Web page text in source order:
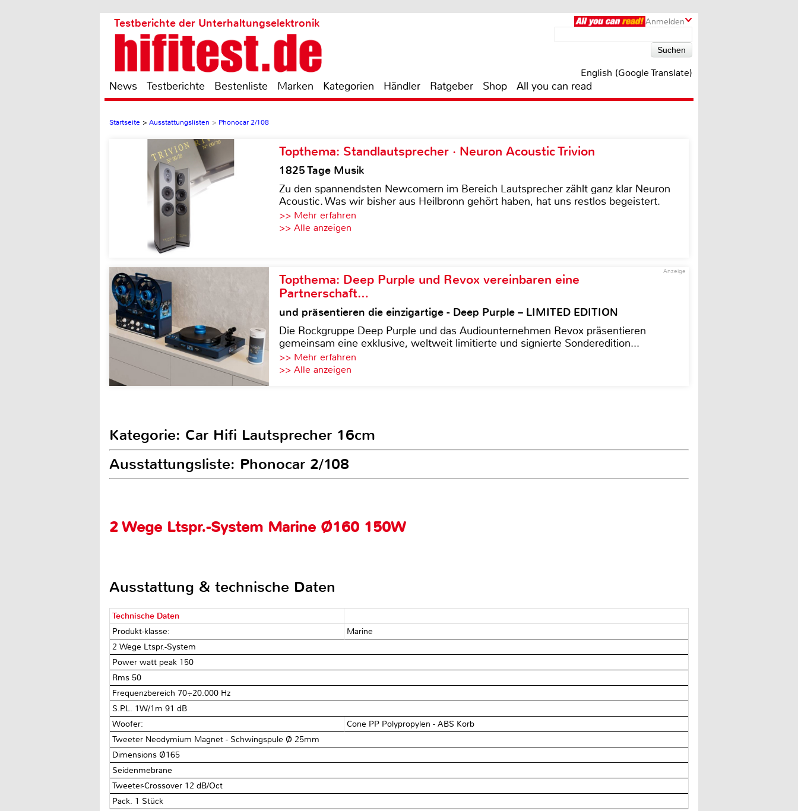
Anmelden
Testberichte der Unterhaltungselektronik
English (Google Translate)
News Testberichte Bestenliste Marken Kategorien Händler Ratgeber Shop All you can read
Startseite > Ausstattungslisten > Phonocar 2/108
Topthema: Standlautsprecher · Neuron Acoustic Trivion
1825 Tage Musik
Zu den spannendsten Newcomern im Bereich Lautsprecher zählt ganz klar Neuron
Acoustic. Was wir bisher aus Heilbronn gehört haben, hat uns restlos begeistert.
>> Mehr erfahren
>> Alle anzeigen
Anzeige
Topthema: Deep Purple und Revox vereinbaren eine
Partnerschaft…
und präsentieren die einzigartige - Deep Purple – LIMITED EDITION
Die Rockgruppe Deep Purple und das Audiounternehmen Revox präsentieren
gemeinsam eine exklusive, weltweit limitierte und signierte Sonderedition...
>> Mehr erfahren
>> Alle anzeigen
Kategorie: Car Hifi Lautsprecher 16cm
Ausstattungsliste: Phonocar 2/108
2 Wege Ltspr.-System Marine Ø160 150W
Ausstattung & technische Daten
Technische Daten
Produkt-klasse:
Marine
2 Wege Ltspr.-System
Power watt peak 150
Rms 50
Frequenzbereich 70÷20.000 Hz
S.P.L. 1W/1m 91 dB
Woofer:
Cone PP Polypropylen - ABS Korb
Tweeter Neodymium Magnet - Schwingspule Ø 25mm
Dimensions Ø165
Seidenmebrane
Tweeter-Crossover 12 dB/Oct
Pack. 1 Stück